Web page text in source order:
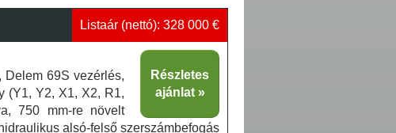
Listaár (nettó): 328 000 €
Részletes
ajánlat
Delem 69S vezérlés,
(Y1, Y2, X1, X2, R1,
750 mm-re növelt
alsó-felső szerszámbefogás